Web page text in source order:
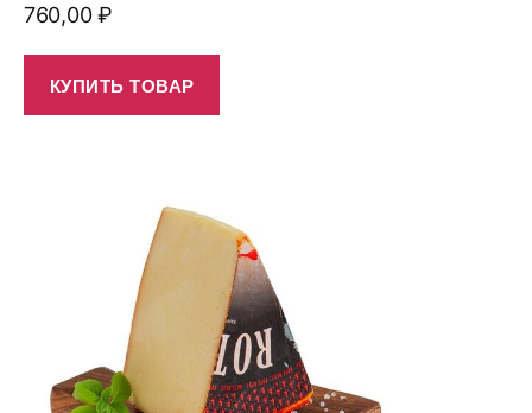
760,00₽
КУПИТЬ ТОВАР